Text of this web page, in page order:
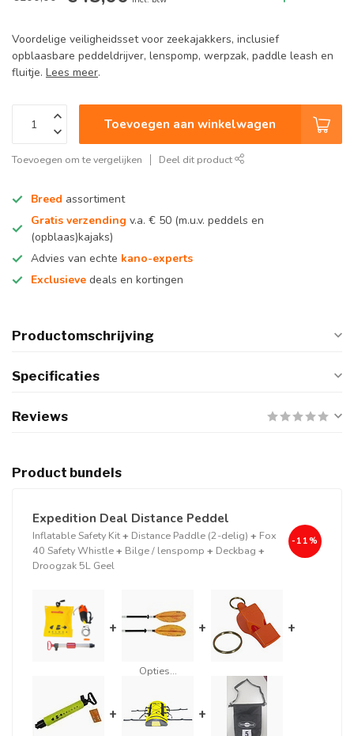
Voordelige veiligheidsset voor zeekajakkers, inclusief
opblaasbare peddeldrijver, lenspomp, werpzak, paddle leash en
fluitje. Lees meer.
Toevoegen aan winkelwagen
Toevoegen om te vergelijken Deel dit product
Breed assortiment
Gratis verzending v.a. € 50 (m.u.v. peddels en
(opblaas)kajaks)
Advies van echte kano-experts
Exclusieve deals en kortingen
Productomschrijving
Specificaties
Reviews
Product bundels
Expedition Deal Distance Peddel
Inflatable Safety Kit+ Distance Paddle (2-delig) + Fox
40 Safety Whistle+ Bilge / lenspomp + Deckbag +
Droogzak 5L Geel
-11%
+
Opties...
+ +
+ +